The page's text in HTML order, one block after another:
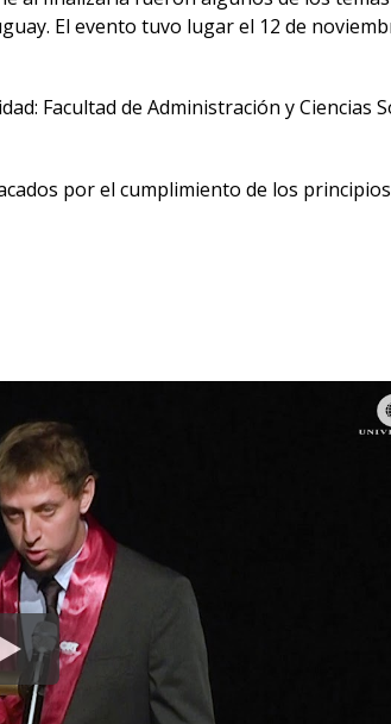
El evento tuvo lugar el 12 de
Facultad de Administración y Ciencias
por el cumplimiento de los